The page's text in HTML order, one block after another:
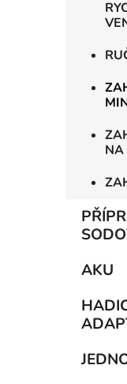
NA
AKU